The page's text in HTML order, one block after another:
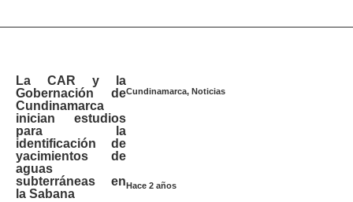
Cundinamarca, Noticias
Hace 2 años
La CAR y la
Gobernación de
Cundinamarca
inician estudios
para la
identificación de
yacimientos de
aguas
subterráneas en
la Sabana